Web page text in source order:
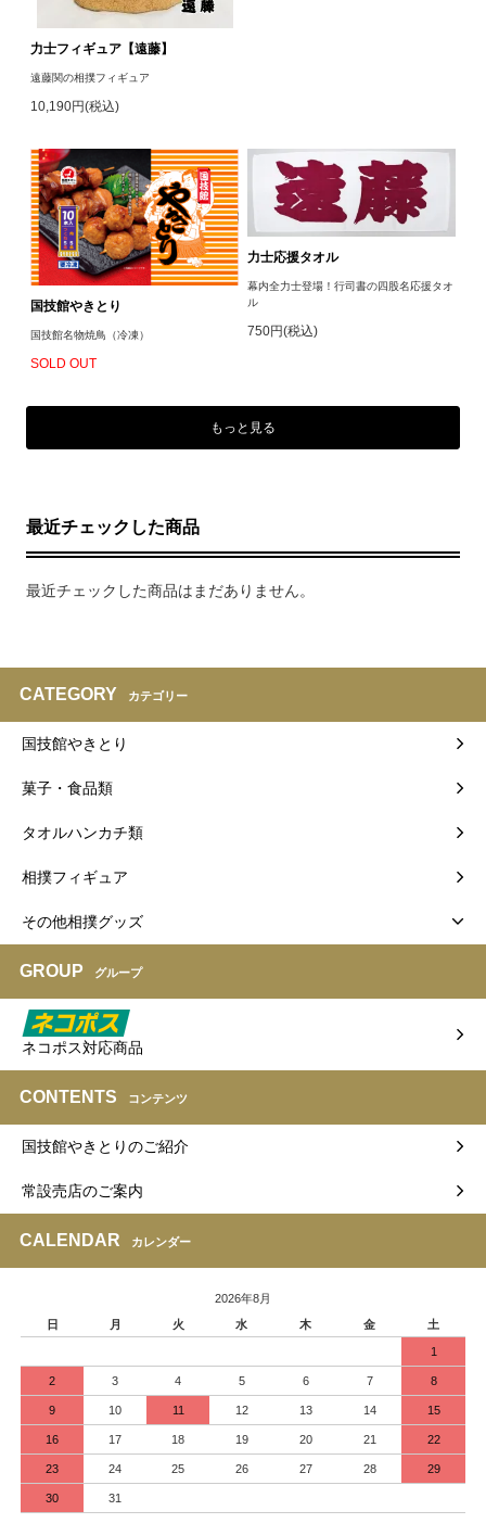
力士フィギュア【遠藤】
遠藤関の相撲フィギュア
10,190円(税込)
国技館やきとり
国技館名物焼鳥（冷凍）
SOLD OUT
力士応援タオル
幕内全力士登場！行司書の四股名応援タオ
ル
750円(税込)
もっと見る
最近チェックした商品
最近チェックした商品はまだありません。
CATEGORY カテゴリー
国技館やきとり
菓子・食品類
タオルハンカチ類
相撲フィギュア
その他相撲グッズ
GROUP グループ
ネコポス対応商品
CONTENTS コンテンツ
国技館やきとりのご紹介
常設売店のご案内
CALENDAR カレンダー
2026年8月
日
月 火 水 木 金 土
1
2 3 4 5 6 7 8
9 10 11 12 13 14 15
16 17 18 19 20 21 22
23 24 25 26 27 28 29
30 31